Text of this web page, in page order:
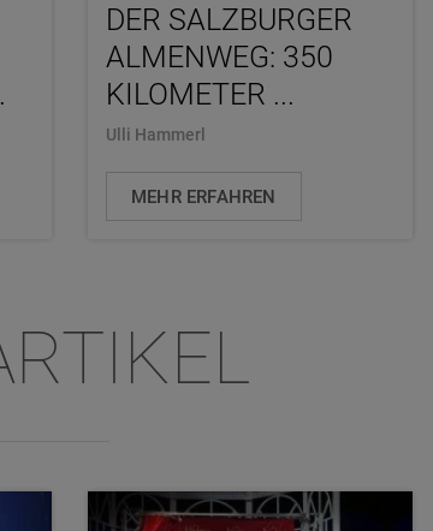
DER SALZBURGER
ALMENWEG: 350
KILOMETER ...
Ulli Hammerl
MEHR ERFAHREN